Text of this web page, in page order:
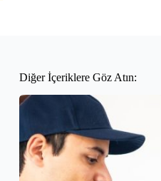
Diğer İçeriklere Göz Atın: